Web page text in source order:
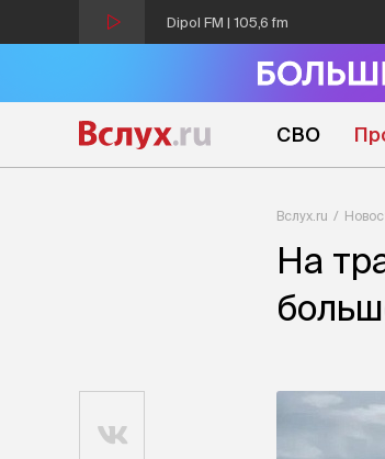
Dipol FM | 105,6 fm
СВО
Вслух.ru
На